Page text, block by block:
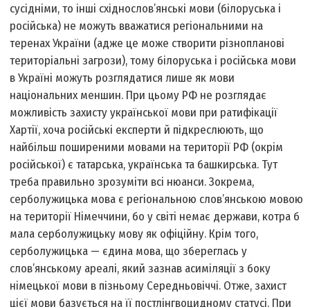
сусідніми, то інші східнослов’янські мови (білоруська і
російська) не можуть вважатися регіональними на
теренах України (адже це може створити різнопланові
територіальні загрози), тому білоруська і російська мови
в Україні можуть розглядатися лише як мови
національних меншин. При цьому РФ не розглядає
можливість захисту української мови при ратифікації
Хартії, хоча російські експерти й підкреслюють, що
найбільш поширеними мовами на території РФ (окрім
російської) є татарська, українська та башкирська. Тут
треба правильно зрозуміти всі нюанси. Зокрема,
серболужицька мова є регіональною слов’янською мовою
на території Німеччини, бо у світі немає держави, котра б
мала серболужицьку мову як офіційну. Крім того,
серболужицька — єдина мова, що збереглась у
слов’янському ареалі, який зазнав асиміляції з боку
німецької мови в пізньому Середньовіччі. Отже, захист
цієї мови базується на її постлінгвоцидному статусі. При